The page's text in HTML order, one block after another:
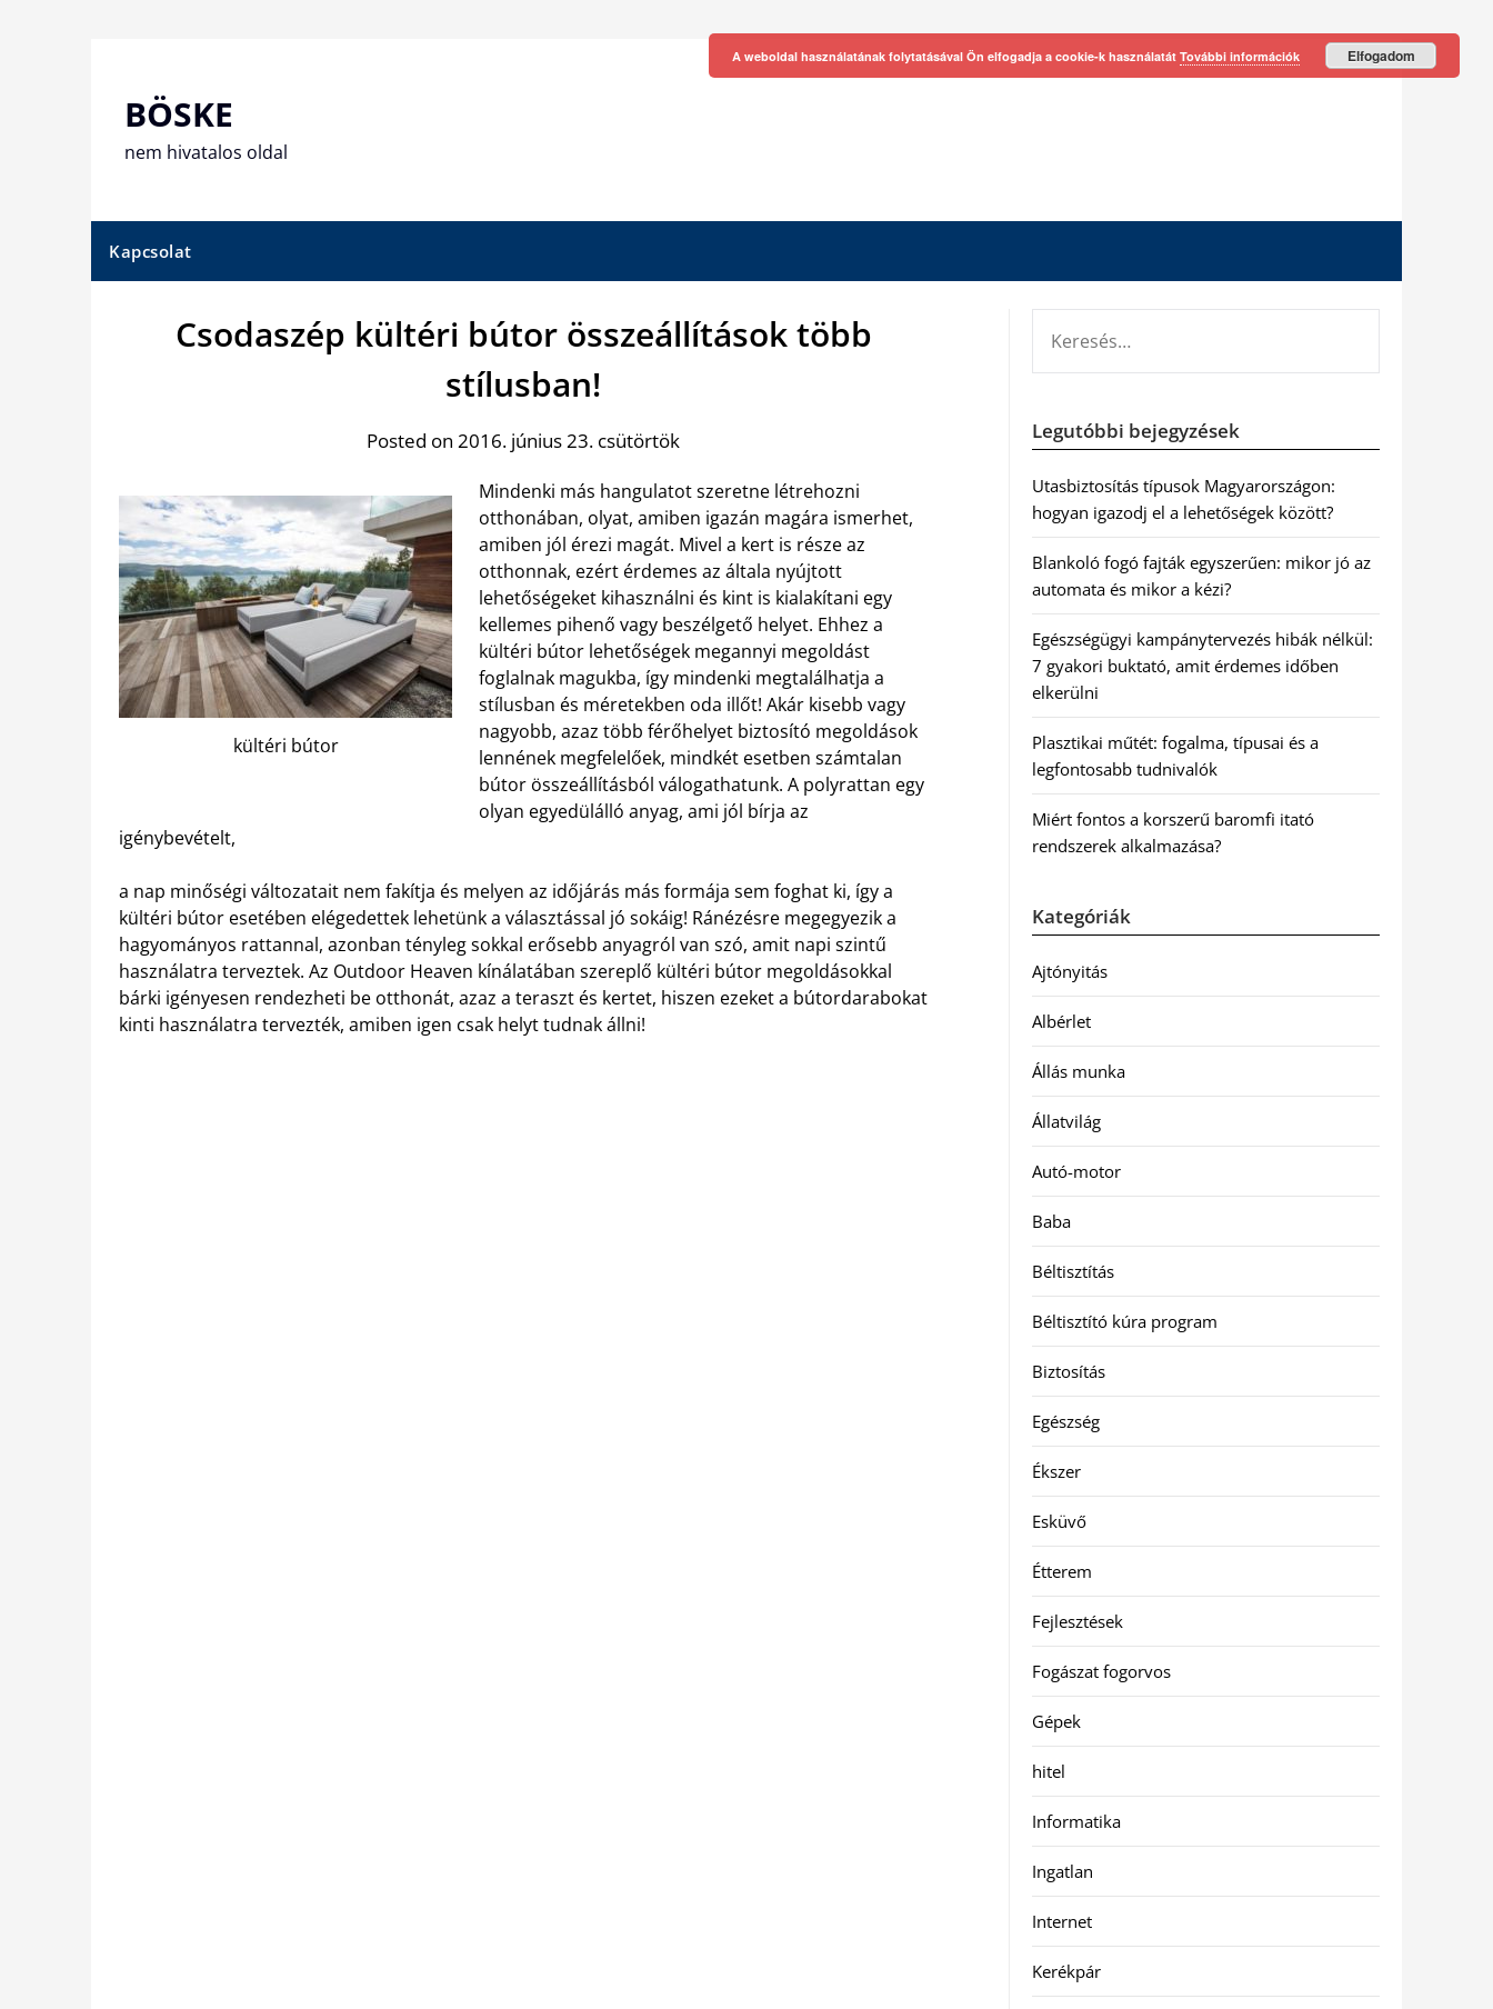
BÖSKE
nem hivatalos oldal
Kapcsolat
Csodaszép kültéri bútor összeállítások több
stílusban!
Posted on 2016. június 23. csütörtök
kültéri bútor
Mindenki más hangulatot szeretne létrehozni
otthonában, olyat, amiben igazán magára ismerhet,
amiben jól érezi magát. Mivel a kert is része az
otthonnak, ezért érdemes az általa nyújtott
lehetőségeket kihasználni és kint is kialakítani egy
kellemes pihenő vagy beszélgető helyet. Ehhez a
kültéri bútor lehetőségek megannyi megoldást
foglalnak magukba, így mindenki megtalálhatja a
stílusban és méretekben oda illőt! Akár kisebb vagy
nagyobb, azaz több férőhelyet biztosító megoldások
lennének megfelelőek, mindkét esetben számtalan
bútor összeállításból válogathatunk. A polyrattan egy
olyan egyedülálló anyag, ami jól bírja az
igénybevételt,
a nap minőségi változatait nem fakítja és melyen az időjárás más formája sem foghat ki, így a
kültéri bútor esetében elégedettek lehetünk a választással jó sokáig! Ránézésre megegyezik a
hagyományos rattannal, azonban tényleg sokkal erősebb anyagról van szó, amit napi szintű
használatra terveztek. Az Outdoor Heaven kínálatában szereplő kültéri bútor megoldásokkal
bárki igényesen rendezheti be otthonát, azaz a teraszt és kertet, hiszen ezeket a bútordarabokat
kinti használatra tervezték, amiben igen csak helyt tudnak állni!
Legutóbbi bejegyzések
Utasbiztosítás típusok Magyarországon:
hogyan igazodj el a lehetőségek között?
Blankoló fogó fajták egyszerűen: mikor jó az
automata és mikor a kézi?
Egészségügyi kampánytervezés hibák nélkül:
7 gyakori buktató, amit érdemes időben
elkerülni
Plasztikai műtét: fogalma, típusai és a
legfontosabb tudnivalók
Miért fontos a korszerű baromfi itató
rendszerek alkalmazása?
Kategóriák
Ajtónyitás
Albérlet
Állás munka
Állatvilág
Autó-motor
Baba
Béltisztítás
Béltisztító kúra program
Biztosítás
Egészség
Ékszer
Esküvő
Étterem
Fejlesztések
Fogászat fogorvos
Gépek
hitel
Informatika
Ingatlan
Internet
Kerékpár
A weboldal használatának folytatásával Ön elfogadja a cookie-k használatát További információk Elfogadom